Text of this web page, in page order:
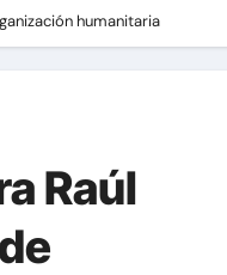
humanitaria
Raúl